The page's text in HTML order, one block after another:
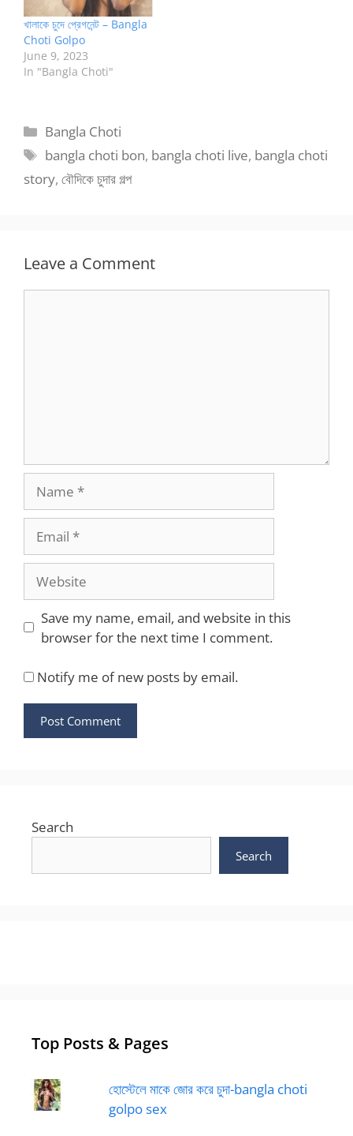
খালাকে চুদে প্রেগনেন্ট – Bangla
Choti Golpo
June 9, 2023
In "Bangla Choti"
Categories
Bangla Choti
Tags
bangla choti bon, bangla choti live, bangla choti
story, বৌদিকে চুদার গল্প
Leave a Comment
Website
Save my name, email, and website in this
browser for the next time I comment.
Notify me of new posts by email.
Search
Search
Top Posts & Pages
হোস্টেলে মাকে জোর করে চুদা-bangla choti
golpo sex